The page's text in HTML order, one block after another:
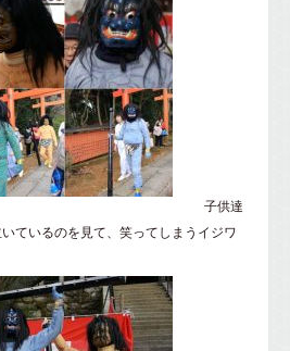
子供達
ているのを見て、笑ってしまうイジワ